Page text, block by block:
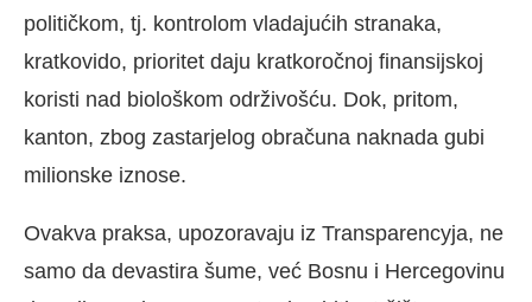
političkom, tj. kontrolom vladajućih stranaka,
kratkovido, prioritet daju kratkoročnoj finansijskoj
koristi nad biološkom održivošću. Dok, pritom,
kanton, zbog zastarjelog obračuna naknada gubi
milionske iznose.
Ovakva praksa, upozoravaju iz Transparencyja, ne
samo da devastira šume, već Bosnu i Hercegovinu